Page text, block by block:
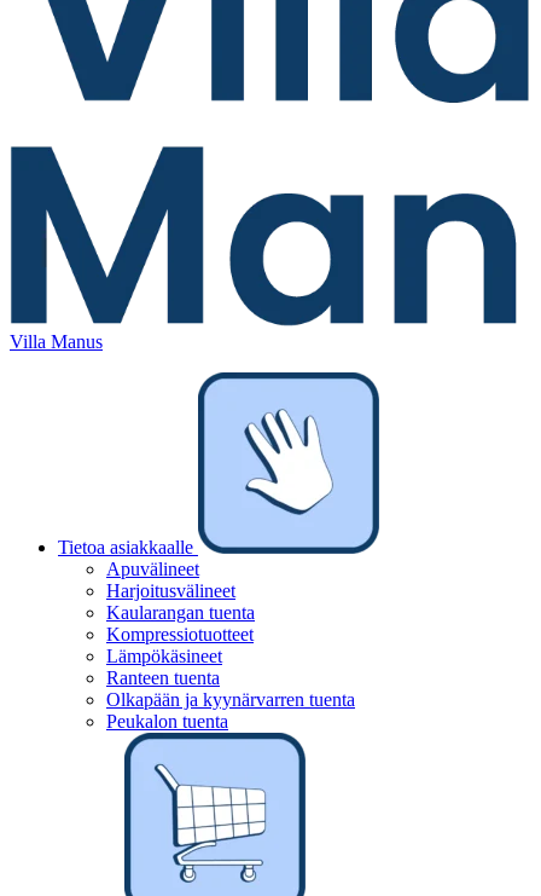
Villa Manus
Tietoa asiakkaalle
Apuvälineet
Harjoitusvälineet
Kaularangan tuenta
Kompressiotuotteet
Lämpökäsineet
Ranteen tuenta
Olkapään ja kyynärvarren tuenta
Peukalon tuenta